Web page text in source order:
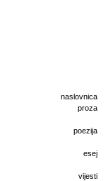
naslovnica
proza
poezija
esej
vijesti